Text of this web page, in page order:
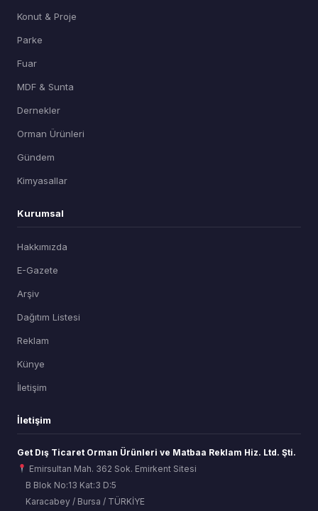
Konut & Proje
Parke
Fuar
MDF & Sunta
Dernekler
Orman Ürünleri
Gündem
Kimyasallar
Kurumsal
Hakkımızda
E-Gazete
Arşiv
Dağıtım Listesi
Reklam
Künye
İletişim
İletişim
Get Dış Ticaret Orman Ürünleri ve Matbaa Reklam Hiz. Ltd. Şti.
Emirsultan Mah. 362 Sok. Emirkent Sitesi
B Blok No:13 Kat:3 D:5
Karacabey / Bursa / TÜRKİYE
ORSİAD AI